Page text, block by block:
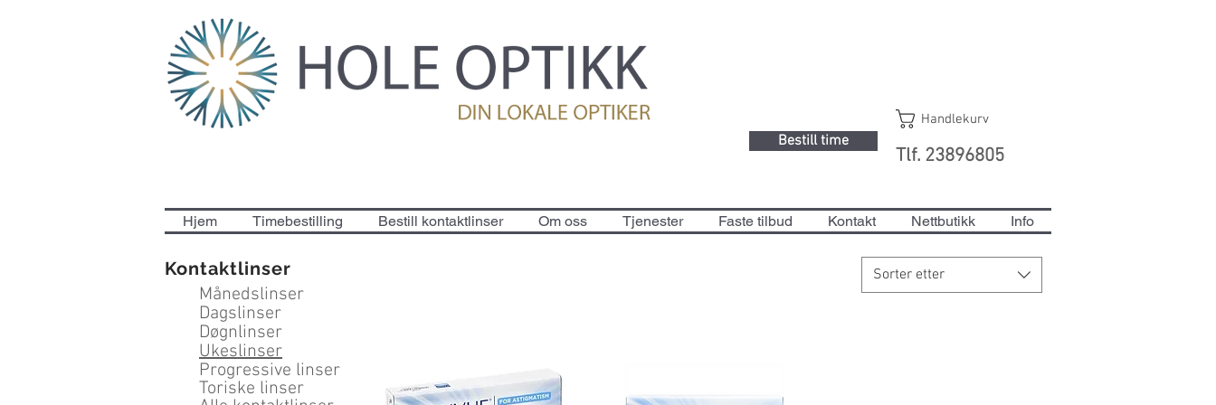
Handlekurv
Bestill time
Tlf. 23896805
Hjem Timebestilling Bestill kontaktlinser Om oss Tjenester Faste tilbud Kontakt Nettbutikk Info
Kontaktlinser
Månedslinser
Dagslinser
Døgnlinser
Ukeslinser
Progressive linser
Toriske linser
Sorter etter